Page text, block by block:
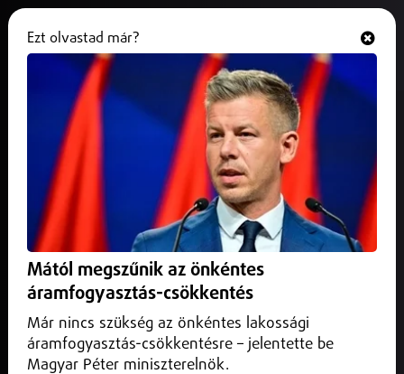
Pontot szerzett a Szpari
Zalaegerszegen
2025. március 02.
Gól nélküli döntetlennel ért véget a ZTE és a Nyíregyháza
Ezt olvastad már?
Mától megszűnik az önkéntes
áramfogyasztás-csökkentés
Már nincs szükség az önkéntes lakossági
áramfogyasztás-csökkentésre – jelentette be
Magyar Péter miniszterelnök.